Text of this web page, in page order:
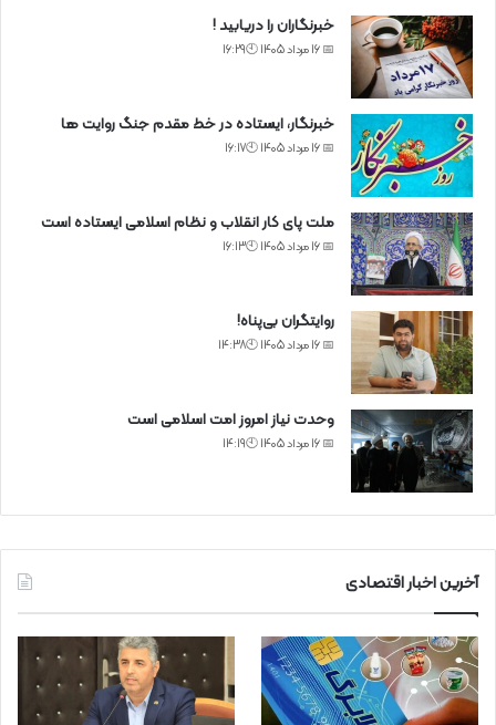
خبرنگاران را دریابید !
📅 16 مرداد 1405 🕙16:29
خبرنگار، ایستاده در خط مقدم جنگ روایت ها
📅 16 مرداد 1405 🕙16:17
ملت پای کار انقلاب و نظام اسلامی ایستاده است
📅 16 مرداد 1405 🕙16:13
روایتگران بی‌پناه!
📅 16 مرداد 1405 🕙14:38
وحدت نیاز امروز امت اسلامی است
📅 16 مرداد 1405 🕙14:19
آخرین اخبار اقتصادی